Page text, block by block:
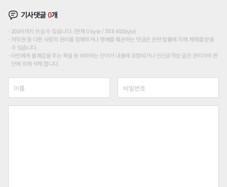
기사댓글0개
200자까지 쓰실 수 있습니다. (현재 0 byte / 최대 400byte)
저작권 등 다른 사람의 권리를 침해하거나 명예를 훼손하는 댓글은 관련 법률에 의해 제재를 받을
수 있습니다.
타인에게 불쾌감을 주는 욕설 등 비하하는 단어가 내용에 포함되거나 인신공격성 글은 관리자의 판
단에 의해 삭제 합니다.